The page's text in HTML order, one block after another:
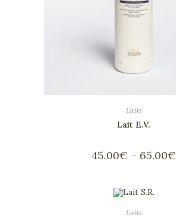
Laits
Lait E.V.
45.00€ – 65.00€
Laits